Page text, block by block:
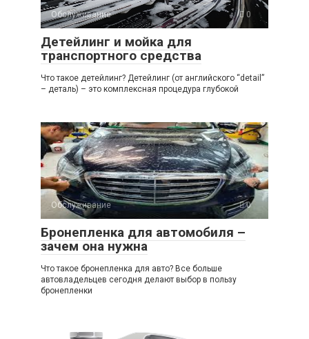
Обслуживание 0
Детейлинг и мойка для
транспортного средства
Что такое детейлинг? Детейлинг (от английского “detail”
– деталь) – это комплексная процедура глубокой
Обслуживание 0
Бронепленка для автомобиля –
зачем она нужна
Что такое бронепленка для авто? Все больше
автовладельцев сегодня делают выбор в пользу
бронепленки